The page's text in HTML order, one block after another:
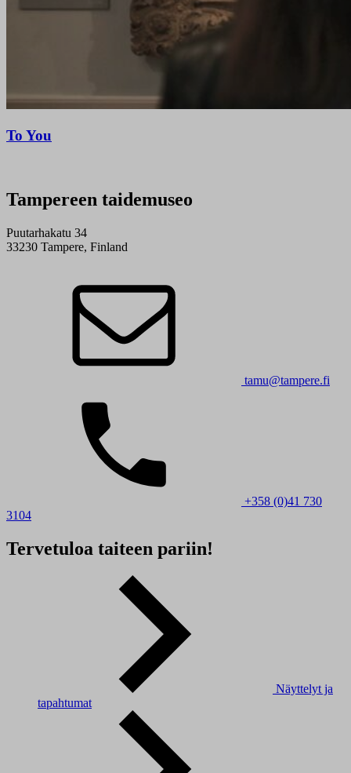
To You
Tampereen taidemuseo
Puutarhakatu 34
33230 Tampere, Finland
tamu@tampere.fi
+358 (0)41 730
3104
Tervetuloa taiteen pariin!
Näyttelyt ja
tapahtumat